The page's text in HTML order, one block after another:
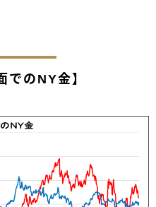
でのNY金】